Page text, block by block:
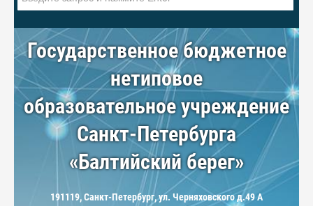
Государственное бюджетное
нетиповое
образовательное учреждение
Санкт-Петербурга
«Балтийский берег»
191119, Санкт-Петербург, ул. Черняховского д.49 А